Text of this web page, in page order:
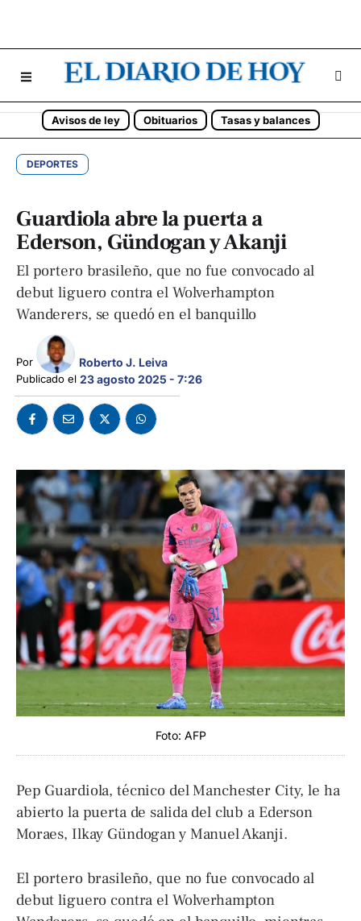
Avisos de ley Obituarios Tasas y balances
DEPORTES
Guardiola abre la puerta a
Ederson, Gündogan y Akanji
El portero brasileño, que no fue convocado al
debut liguero contra el Wolverhampton
Wanderers, se quedó en el banquillo
Por Roberto J. Leiva
Publicado el 23 agosto 2025 - 7:26
Foto: AFP
Pep Guardiola, técnico del Manchester City, le ha
abierto la puerta de salida del club a Ederson
Moraes, Ilkay Gündogan y Manuel Akanji.
El portero brasileño, que no fue convocado al
debut liguero contra el Wolverhampton